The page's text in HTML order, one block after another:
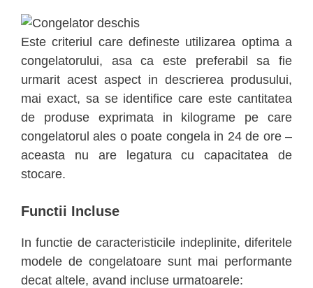
Este criteriul care defineste utilizarea optima a
congelatorului, asa ca este preferabil sa fie
urmarit acest aspect in descrierea produsului,
mai exact, sa se identifice care este cantitatea
de produse exprimata in kilograme pe care
congelatorul ales o poate congela in 24 de ore –
aceasta nu are legatura cu capacitatea de
stocare.
Functii Incluse
In functie de caracteristicile indeplinite, diferitele
modele de congelatoare sunt mai performante
decat altele, avand incluse urmatoarele: